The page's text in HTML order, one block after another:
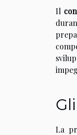
Il
La